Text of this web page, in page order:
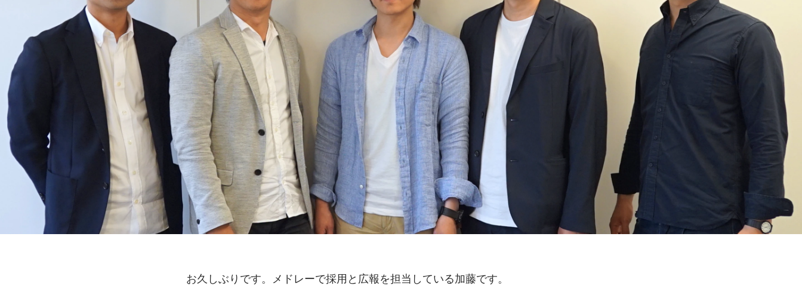
お久しぶりです。メドレーで採用と広報を担当している加藤です。
阿部 珠恵
株式会社メドレー / 広報室